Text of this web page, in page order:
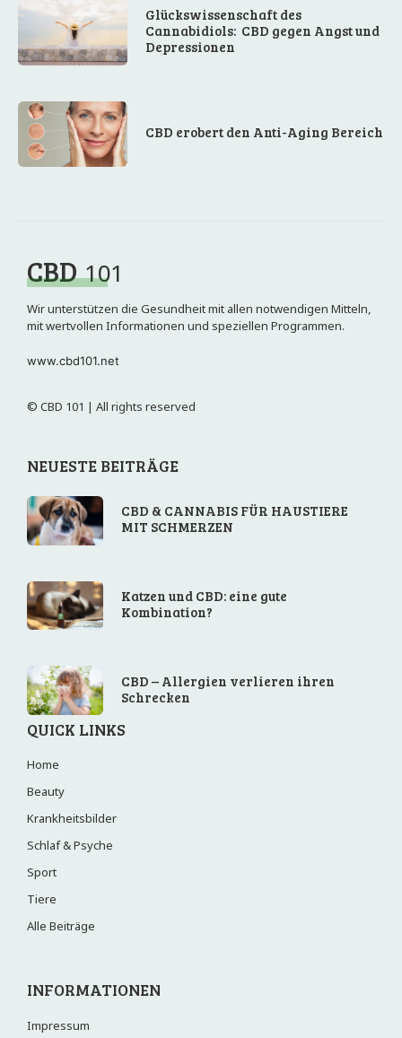
Glückswissenschaft des
Cannabidiols: CBD gegen Angst und
Depressionen
CBD erobert den Anti-Aging Bereich
CBD 101
Wir unterstützen die Gesundheit mit allen notwendigen Mitteln,
mit wertvollen Informationen und speziellen Programmen.
www.cbd101.net
© CBD 101 | All rights reserved
NEUESTE BEITRÄGE
CBD & CANNABIS FÜR HAUSTIERE
MIT SCHMERZEN
Katzen und CBD: eine gute
Kombination?
CBD – Allergien verlieren ihren
Schrecken
QUICK LINKS
Home
Beauty
Krankheitsbilder
Schlaf & Psyche
Sport
Tiere
Alle Beiträge
INFORMATIONEN
Impressum